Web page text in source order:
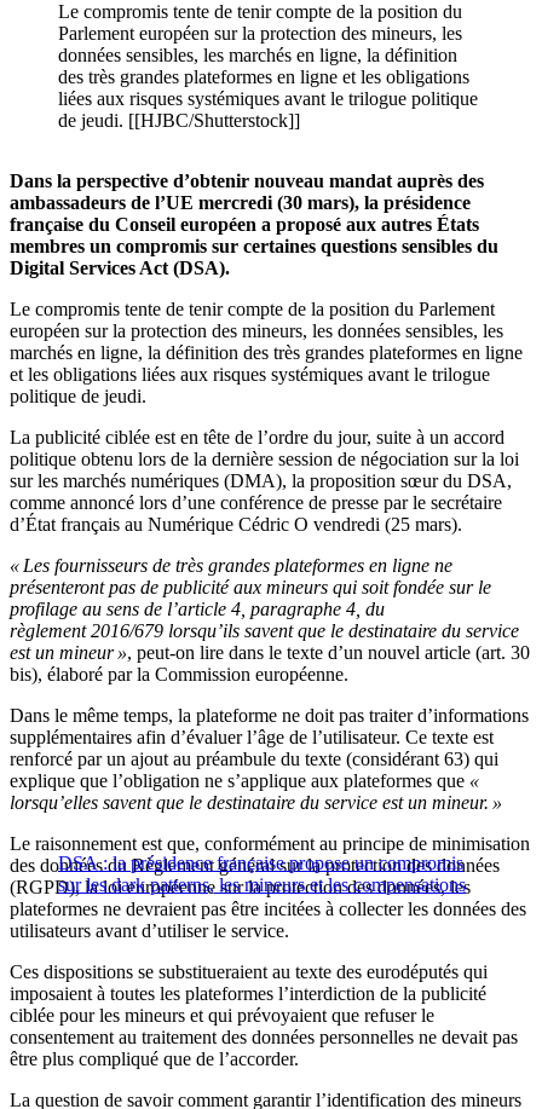
Le compromis tente de tenir compte de la position du
Parlement européen sur la protection des mineurs, les
données sensibles, les marchés en ligne, la définition
des très grandes plateformes en ligne et les obligations
liées aux risques systémiques avant le trilogue politique
de jeudi. [[HJBC/Shutterstock]]
Dans la perspective d’obtenir nouveau mandat auprès des
ambassadeurs de l’UE mercredi (30 mars), la présidence
française du Conseil européen a proposé aux autres États
membres un compromis sur certaines questions sensibles du
Digital Services Act (DSA).
Le compromis tente de tenir compte de la position du Parlement
européen sur la protection des mineurs, les données sensibles, les
marchés en ligne, la définition des très grandes plateformes en ligne
et les obligations liées aux risques systémiques avant le trilogue
politique de jeudi.
La publicité ciblée est en tête de l’ordre du jour, suite à un accord
politique obtenu lors de la dernière session de négociation sur la loi
sur les marchés numériques (DMA), la proposition sœur du DSA,
comme annoncé lors d’une conférence de presse par le secrétaire
d’État français au Numérique Cédric O vendredi (25 mars).
« Les fournisseurs de très grandes plateformes en ligne ne
présenteront pas de publicité aux mineurs qui soit fondée sur le
profilage au sens de l’article 4, paragraphe 4, du
règlement 2016/679 lorsqu’ils savent que le destinataire du service
est un mineur », peut-on lire dans le texte d’un nouvel article (art. 30
bis), élaboré par la Commission européenne.
Dans le même temps, la plateforme ne doit pas traiter d’informations
supplémentaires afin d’évaluer l’âge de l’utilisateur. Ce texte est
renforcé par un ajout au préambule du texte (considérant 63) qui
explique que l’obligation ne s’applique aux plateformes que «
lorsqu’elles savent que le destinataire du service est un mineur. »
DSA : la présidence française propose un compromis
sur les dark patterns, les mineurs et les compensations
Le raisonnement est que, conformément au principe de minimisation
des données du Règlement général sur la protection des données
(RGPD), la loi européenne sur la protection des données, les
plateformes ne devraient pas être incitées à collecter les données des
utilisateurs avant d’utiliser le service.
Ces dispositions se substitueraient au texte des eurodéputés qui
imposaient à toutes les plateformes l’interdiction de la publicité
ciblée pour les mineurs et qui prévoyaient que refuser le
consentement au traitement des données personnelles ne devait pas
être plus compliqué que de l’accorder.
La question de savoir comment garantir l’identification des mineurs